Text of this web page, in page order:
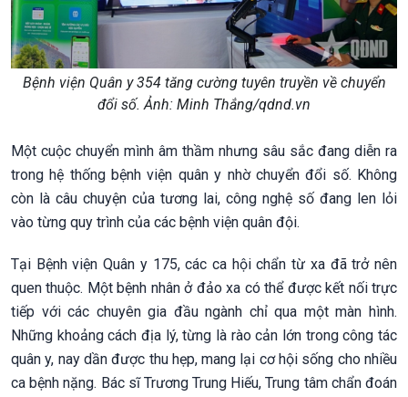
Bệnh viện Quân y 354 tăng cường tuyên truyền về chuyển
đổi số. Ảnh: Minh Thắng/qdnd.vn
Một cuộc chuyển mình âm thầm nhưng sâu sắc đang diễn ra
trong hệ thống bệnh viện quân y nhờ chuyển đổi số. Không
còn là câu chuyện của tương lai, công nghệ số đang len lỏi
vào từng quy trình của các bệnh viện quân đội.
Tại Bệnh viện Quân y 175, các ca hội chẩn từ xa đã trở nên
quen thuộc. Một bệnh nhân ở đảo xa có thể được kết nối trực
tiếp với các chuyên gia đầu ngành chỉ qua một màn hình.
Những khoảng cách địa lý, từng là rào cản lớn trong công tác
quân y, nay dần được thu hẹp, mang lại cơ hội sống cho nhiều
ca bệnh nặng. Bác sĩ Trương Trung Hiếu, Trung tâm chẩn đoán